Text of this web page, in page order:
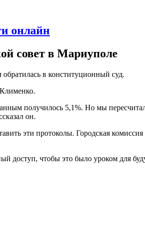
онлайн
совет в Мариуполе
в конституционный суд.
получилось 5,1%. Но мы
он.
эти протоколы. Городская
доступ, чтобы это было уроком для